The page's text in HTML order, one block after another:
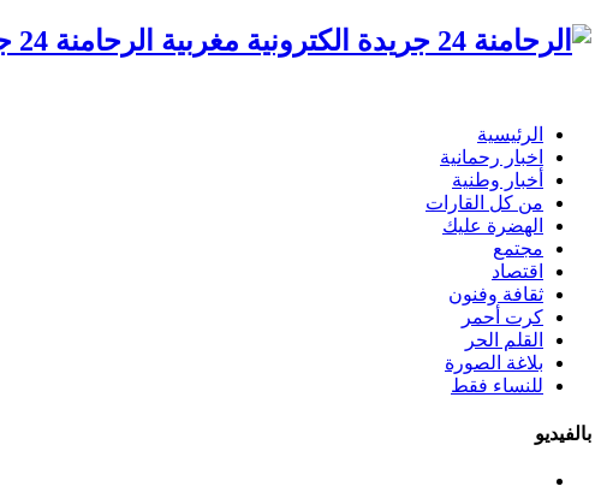
الرحامنة 24 جريدة الكترونية مغربية
الرئيسية
اخبار رحمانية
أخبار وطنية
من كل القارات
الهضرة عليك
مجتمع
اقتصاد
ثقافة وفنون
كرت أحمر
القلم الحر
بلاغة الصورة
للنساء فقط
بالفيديو